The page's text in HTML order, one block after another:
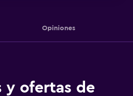
Opiniones
y ofertas de